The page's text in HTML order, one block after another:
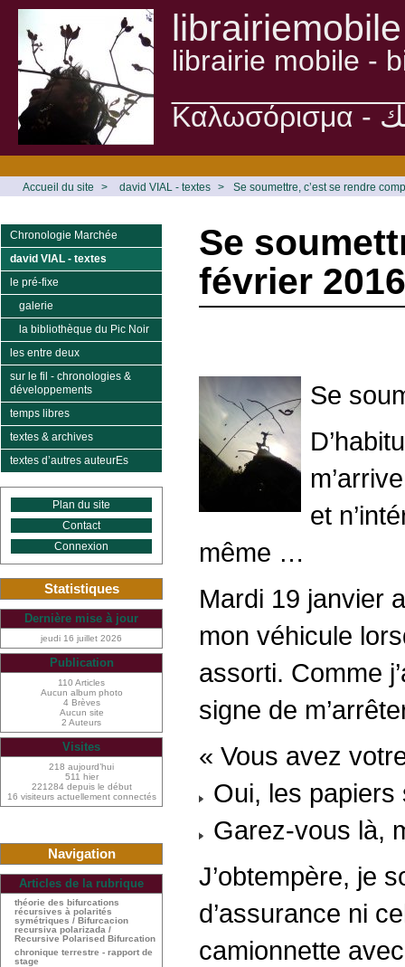
librairiemobile
librairie mobile -
Accueil du site > david VIAL - textes > Se soumettre, c’est se rendre
Se
février 2016
Se
et
même …
Mardi 19 janvier
mon véhicule
assorti. Comme
signe de
« Vous avez
Oui, les papiers
Garez-vous là,
J’obtempère, je
d’assurance ni
camionnette
Chronologie Marchée
david VIAL - textes
le pré-fixe
galerie
la bibliothèque du Pic Noir
les entre deux
sur le fil - chronologies &
développements
temps libres
textes & archives
textes d’autres auteurEs
Plan du site
Contact
Connexion
Statistiques
Dernière mise à jour
jeudi 16 juillet 2026
Publication
110 Articles
Aucun album photo
4 Brèves
Aucun site
2 Auteurs
Visites
218 aujourd’hui
511 hier
221284 depuis le début
16 visiteurs actuellement connectés
Navigation
Articles de la rubrique
théorie des bifurcations
récursives à polarités
symétriques / Bifurcacion
recursiva polarizada /
Recursive Polarised Bifurcation
chronique terrestre - rapport de
stage